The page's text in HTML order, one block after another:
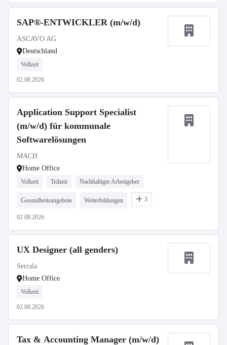
SAP®-ENTWICKLER (m/w/d)
ASCAVO AG
Deutschland
Vollzeit
02.08.2026
Application Support Specialist
(m/w/d) für kommunale
Softwarelösungen
MACH
Home Office
Vollzeit Teilzeit Nachhaltiger Arbeitgeber
Gesundheitsangebote Weiterbildungen 3
02.08.2026
UX Designer (all genders)
Serrala
Home Office
Vollzeit
02.08.2026
Tax & Accounting Manager (m/w/d)